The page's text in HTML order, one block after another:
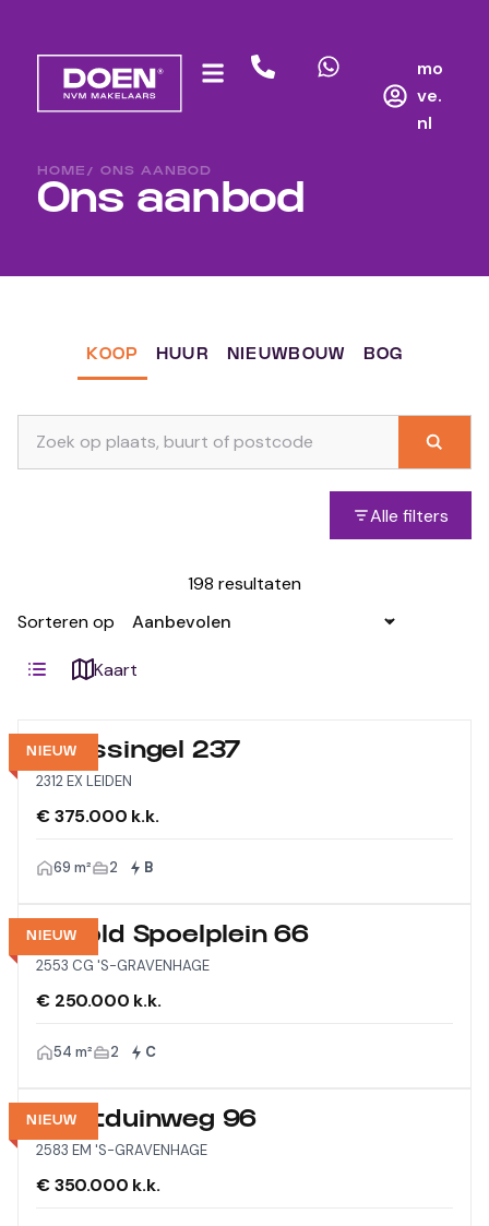
mo
ve.
nl
HOME / ONS AANBOD
Ons aanbod
KOOP HUUR NIEUWBOUW BOG
Alle filters
198 resultaten
Sorteren op
Kaart
NIEUW
Morssingel 237
2312 EX LEIDEN
€ 375.000 k.k.
69 m² 2 B
NIEUW
Arnold Spoelplein 66
2553 CG 'S-GRAVENHAGE
€ 250.000 k.k.
54 m² 2 C
NIEUW
Westduinweg 96
2583 EM 'S-GRAVENHAGE
€ 350.000 k.k.